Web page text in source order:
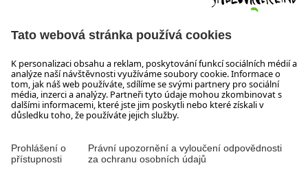
OTEVÍRACÍ DOBA
Těšíme se na Vaši poptávku!